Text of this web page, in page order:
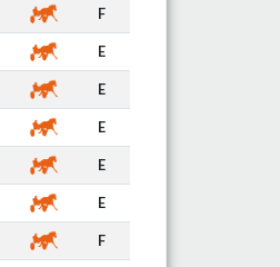
F
E
E
E
E
E
F